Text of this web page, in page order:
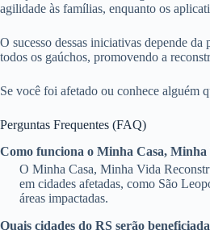
agilidade às famílias, enquanto os
O sucesso dessas iniciativas depende
todos os gaúchos, promovendo a
Se você foi afetado ou conhece alguém
Perguntas Frequentes (FAQ)
Como funciona o Minha Casa, Minha
O Minha Casa, Minha Vida
em cidades afetadas, como São
áreas impactadas.
Quais cidades do RS serão